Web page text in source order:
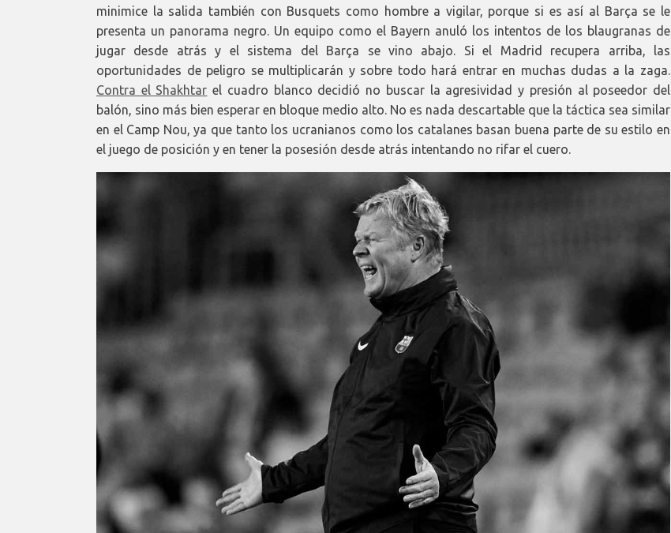
minimice la salida también con Busquets como hombre a vigilar, porque si es así al Barça se le
presenta un panorama negro. Un equipo como el Bayern anuló los intentos de los blaugranas de
jugar desde atrás y el sistema del Barça se vino abajo. Si el Madrid recupera arriba, las
oportunidades de peligro se multiplicarán y sobre todo hará entrar en muchas dudas a la zaga.
Contra el Shakhtar el cuadro blanco decidió no buscar la agresividad y presión al poseedor del
balón, sino más bien esperar en bloque medio alto. No es nada descartable que la táctica sea similar
en el Camp Nou, ya que tanto los ucranianos como los catalanes basan buena parte de su estilo en
el juego de posición y en tener la posesión desde atrás intentando no rifar el cuero.